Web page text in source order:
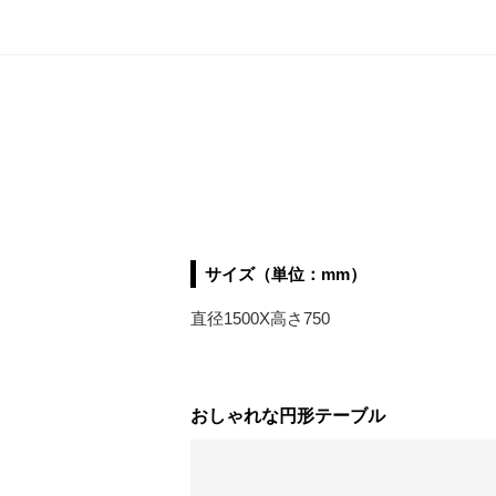
サイズ（単位：mm）
直径1500X高さ750
おしゃれな円形テーブル